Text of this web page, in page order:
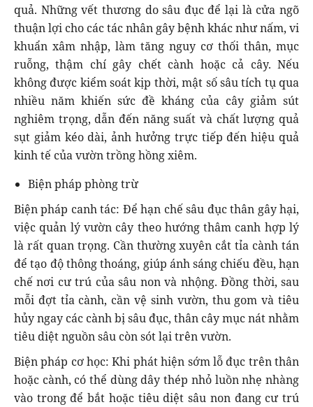
quả. Những vết thương do sâu đục để lại là cửa ngõ
thuận lợi cho các tác nhân gây bệnh khác như nấm, vi
khuẩn xâm nhập, làm tăng nguy cơ thối thân, mục
ruỗng, thậm chí gây chết cành hoặc cả cây. Nếu
không được kiểm soát kịp thời, mật số sâu tích tụ qua
nhiều năm khiến sức đề kháng của cây giảm sút
nghiêm trọng, dẫn đến năng suất và chất lượng quả
sụt giảm kéo dài, ảnh hưởng trực tiếp đến hiệu quả
kinh tế của vườn trồng hồng xiêm.
Biện pháp phòng trừ
Biện pháp canh tác: Để hạn chế sâu đục thân gây hại,
việc quản lý vườn cây theo hướng thâm canh hợp lý
là rất quan trọng. Cần thường xuyên cắt tỉa cành tán
để tạo độ thông thoáng, giúp ánh sáng chiếu đều, hạn
chế nơi cư trú của sâu non và nhộng. Đồng thời, sau
mỗi đợt tỉa cành, cần vệ sinh vườn, thu gom và tiêu
hủy ngay các cành bị sâu đục, thân cây mục nát nhằm
tiêu diệt nguồn sâu còn sót lại trên vườn.
Biện pháp cơ học: Khi phát hiện sớm lỗ đục trên thân
hoặc cành, có thể dùng dây thép nhỏ luồn nhẹ nhàng
vào trong để bắt hoặc tiêu diệt sâu non đang cư trú